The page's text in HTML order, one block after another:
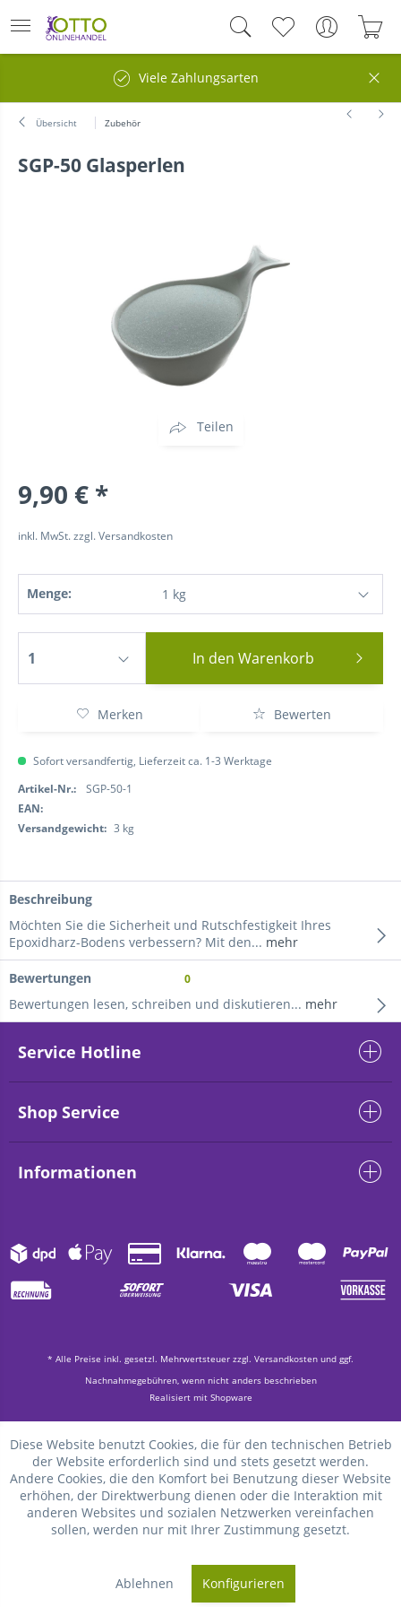
Viele Zahlungsarten
Übersicht Zubehör
SGP-50 Glasperlen
Teilen
9,90 € *
inkl. MwSt.zzgl. Versandkosten
Menge:
In den Warenkorb
Merken Bewerten
Sofort versandfertig, Lieferzeit ca. 1-3 Werktage
Artikel-Nr.:
SGP-50-1
EAN:
Versandgewicht: 3 kg
Beschreibung
Möchten Sie die Sicherheit und Rutschfestigkeit Ihres
Epoxidharz-Bodens verbessern? Mit den... mehr
Bewertungen 0
Bewertungen lesen, schreiben und diskutieren... mehr
Service Hotline
Shop Service
Informationen
* Alle Preise inkl. gesetzl. Mehrwertsteuer zzgl. Versandkosten und ggf.
Nachnahmegebühren, wenn nicht anders beschrieben
Realisiert mit Shopware
Diese Website benutzt Cookies, die für den technischen Betrieb
der Website erforderlich sind und stets gesetzt werden.
Andere Cookies, die den Komfort bei Benutzung dieser Website
erhöhen, der Direktwerbung dienen oder die Interaktion mit
anderen Websites und sozialen Netzwerken vereinfachen
sollen, werden nur mit Ihrer Zustimmung gesetzt.
Ablehnen Konfigurieren